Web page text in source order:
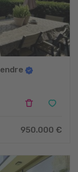
950.000 €